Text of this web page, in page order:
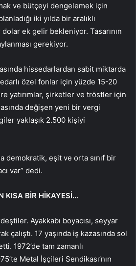
ve bütçeyi dengelemek için
iki yılda bir aralıklı
ek gelir bekleniyor. Tasarının
gerekiyor.
hissedarlardan sabit miktarda
özel fonlar için yüzde 15-20
yatırımlar, şirketler ve tröstler için
değişen yeni bir vergi
yaklaşık 2.500 kişiyi
demokratik, eşit ve orta sınıf bir
var” dedi.
KISA BİR HİKAYESİ…
Ayakkabı boyacısı, seyyar
çalıştı. 17 yaşında iş kazasında sol
1972’de tam zamanlı
Metal İşçileri Sendikası’nın